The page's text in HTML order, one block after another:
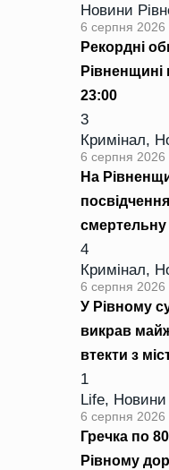
Новини
6 серпня 2026
Рекордні
23:00
3
Кримінал,
6 серпня 2026
На
4
Кримінал,
6 серпня 2026
У Рівному
викрав
втекти з
1
Life, Новини
6 серпня 2026
Гречка по
Рівному